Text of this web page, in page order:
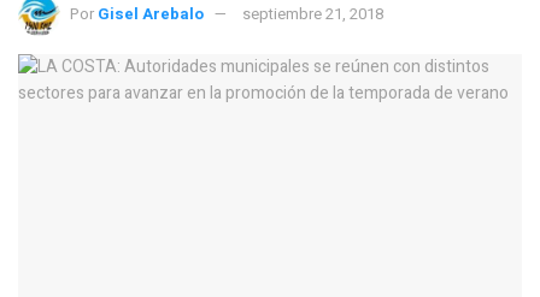
Por Gisel Arebalo septiembre 21, 2018